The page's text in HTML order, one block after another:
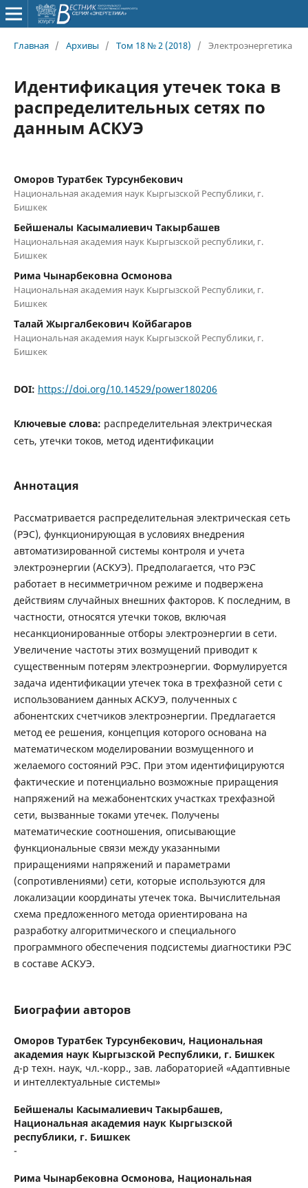
Главная / Архивы / Том 18 № 2 (2018) / Электроэнергетика
Идентификация утечек тока в
распределительных сетях по
данным АСКУЭ
Оморов Туратбек Турсунбекович
Национальная академия наук Кыргызской Республики, г.
Бишкек
Бейшеналы Касымалиевич Такырбашев
Национальная академия наук Кыргызской республики, г.
Бишкек
Рима Чынарбековна Осмонова
Национальная академия наук Кыргызской Республики, г.
Бишкек
Талай Жыргалбекович Койбагаров
Национальная академия наук Кыргызской Республики, г.
Бишкек
DOI: https://doi.org/10.14529/power180206
Ключевые слова: распределительная электрическая
сеть, утечки токов, метод идентификации
Аннотация
Рассматривается распределительная электрическая сеть
(РЭС), функционирующая в условиях внедрения
автоматизированной системы контроля и учета
электроэнергии (АСКУЭ). Предполагается, что РЭС
работает в несимметричном режиме и подвержена
действиям случайных внешних факторов. К последним, в
частности, относятся утечки токов, включая
несанкционированные отборы электроэнергии в сети.
Увеличение частоты этих возмущений приводит к
существенным потерям электроэнергии. Формулируется
задача идентификации утечек тока в трехфазной сети с
использованием данных АСКУЭ, полученных с
абонентских счетчиков электроэнергии. Предлагается
метод ее решения, концепция которого основана на
математическом моделировании возмущенного и
желаемого состояний РЭС. При этом идентифицируются
фактические и потенциально возможные приращения
напряжений на межабонентских участках трехфазной
сети, вызванные токами утечек. Получены
математические соотношения, описывающие
функциональные связи между указанными
приращениями напряжений и параметрами
(сопротивлениями) сети, которые используются для
локализации координаты утечек тока. Вычислительная
схема предложенного метода ориентирована на
разработку алгоритмического и специального
программного обеспечения подсистемы диагностики РЭС
в составе АСКУЭ.
Биографии авторов
Оморов Туратбек Турсунбекович, Национальная
академия наук Кыргызской Республики, г. Бишкек
д-р техн. наук, чл.-корр., зав. лабораторией «Адаптивные
и интеллектуальные системы»
Бейшеналы Касымалиевич Такырбашев,
Национальная академия наук Кыргызской
республики, г. Бишкек
-
Рима Чынарбековна Осмонова, Национальная